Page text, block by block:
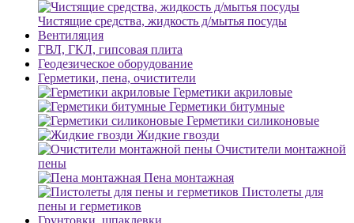
Чистящие средства, жидкость д/мытья посуды
Вентиляция
ГВЛ, ГКЛ, гипсовая плита
Геодезическое оборудование
Герметики, пена, очистители
Герметики акриловые
Герметики битумные
Герметики силиконовые
Жидкие гвозди
Очистители монтажной
пены
Пена монтажная
Пистолеты для
пены и герметиков
Грунтовки, шпаклевки